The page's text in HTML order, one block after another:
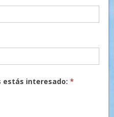
estás interesado:*